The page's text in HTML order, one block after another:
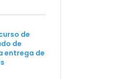
de
de
entrega de